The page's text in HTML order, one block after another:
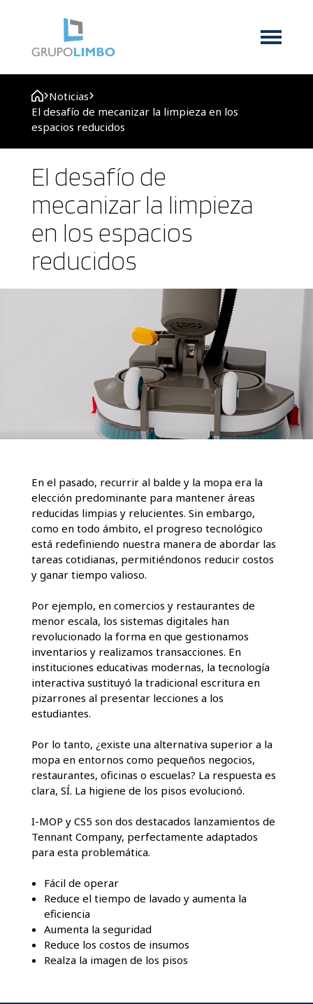
Noticias
El desafío de mecanizar la limpieza en los
espacios reducidos
El desafío de
mecanizar la limpieza
en los espacios
reducidos
En el pasado, recurrir al balde y la mopa era la
elección predominante para mantener áreas
reducidas limpias y relucientes. Sin embargo,
como en todo ámbito, el progreso tecnológico
está redefiniendo nuestra manera de abordar las
tareas cotidianas, permitiéndonos reducir costos
y ganar tiempo valioso.
Por ejemplo, en comercios y restaurantes de
menor escala, los sistemas digitales han
revolucionado la forma en que gestionamos
inventarios y realizamos transacciones. En
instituciones educativas modernas, la tecnología
interactiva sustituyó la tradicional escritura en
pizarrones al presentar lecciones a los
estudiantes.
Por lo tanto, ¿existe una alternativa superior a la
mopa en entornos como pequeños negocios,
restaurantes, oficinas o escuelas? La respuesta es
clara, SÍ. La higiene de los pisos evolucionó.
I-MOP y CS5 son dos destacados lanzamientos de
Tennant Company, perfectamente adaptados
para esta problemática.
Fácil de operar
Reduce el tiempo de lavado y aumenta la
eficiencia
Aumenta la seguridad
Reduce los costos de insumos
Realza la imagen de los pisos